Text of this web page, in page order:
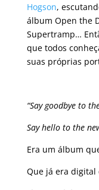
Hogson,
álbum Open the
Supertramp…
que todos
suas próprias
“Say goodbye to
Say hello to the
Era um álbum
Que já era